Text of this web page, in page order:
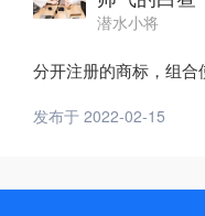
潜水小将
分开注册的商标，组
发布于 2022-02-15